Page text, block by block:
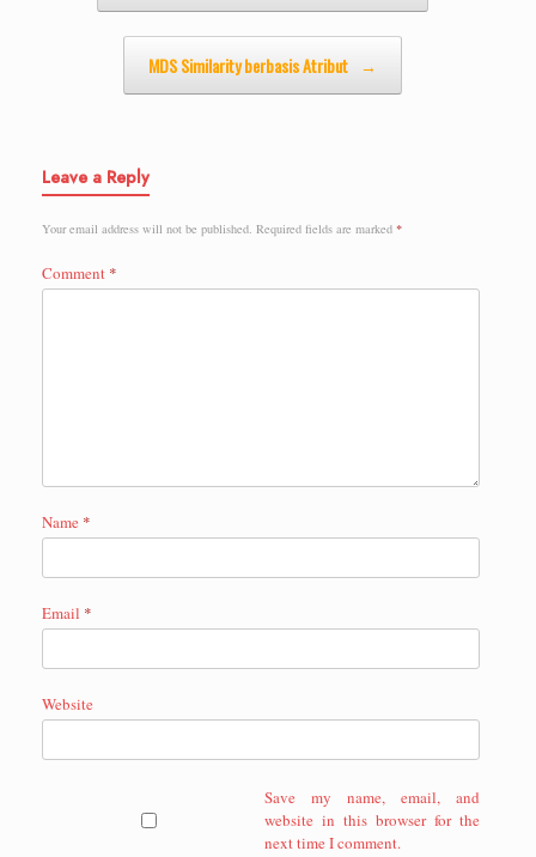
MDS Similarity berbasis Atribut →
Leave a Reply
Your email address will not be published. Required fields are marked *
Comment *
Name *
Email *
Website
Save my name, email, and
website in this browser for the
next time I comment.